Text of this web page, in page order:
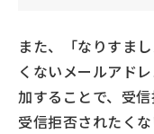
また、「なりすま
くないメールアド
加することで、受
受信拒否されたく